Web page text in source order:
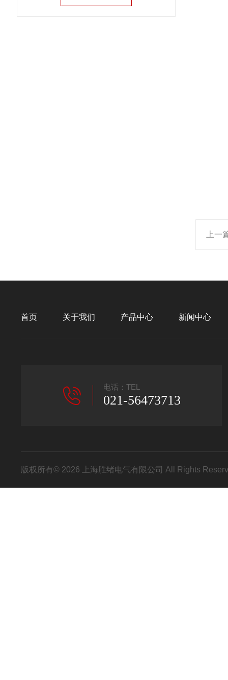
上一
首页 关于我们 产品中心 新闻中心
电话：TEL
021-56473713
版权所有© 2026 上海胜绪电气有限公司 All Rights